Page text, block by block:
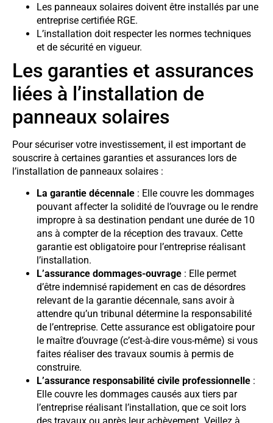
Les panneaux solaires doivent être installés par une
entreprise certifiée RGE.
L’installation doit respecter les normes techniques
et de sécurité en vigueur.
Les garanties et assurances
liées à l’installation de
panneaux solaires
Pour sécuriser votre investissement, il est important de
souscrire à certaines garanties et assurances lors de
l’installation de panneaux solaires :
La garantie décennale : Elle couvre les dommages
pouvant affecter la solidité de l’ouvrage ou le rendre
impropre à sa destination pendant une durée de 10
ans à compter de la réception des travaux. Cette
garantie est obligatoire pour l’entreprise réalisant
l’installation.
L’assurance dommages-ouvrage : Elle permet
d’être indemnisé rapidement en cas de désordres
relevant de la garantie décennale, sans avoir à
attendre qu’un tribunal détermine la responsabilité
de l’entreprise. Cette assurance est obligatoire pour
le maître d’ouvrage (c’est-à-dire vous-même) si vous
faites réaliser des travaux soumis à permis de
construire.
L’assurance responsabilité civile professionnelle :
Elle couvre les dommages causés aux tiers par
l’entreprise réalisant l’installation, que ce soit lors